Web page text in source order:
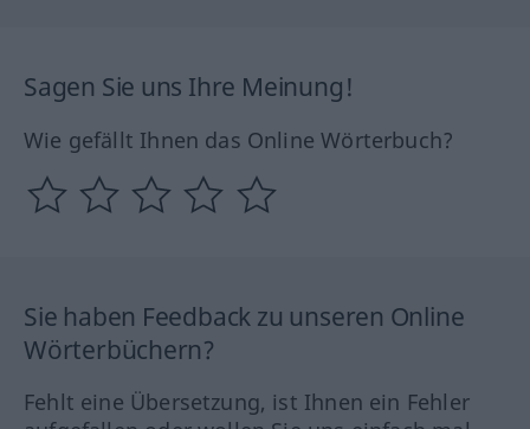
Sagen Sie uns Ihre Meinung!
Wie gefällt Ihnen das Online Wörterbuch?
Sie haben Feedback zu unseren Online
Wörterbüchern?
Fehlt eine Übersetzung, ist Ihnen ein Fehler